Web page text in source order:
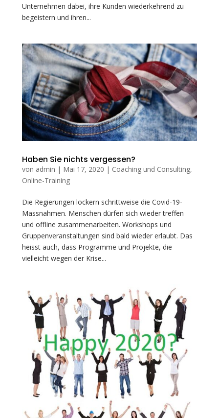
Unternehmen dabei, ihre Kunden wiederkehrend zu
begeistern und ihren...
Haben Sie nichts vergessen?
von admin | Mai 17, 2020 | Coaching und Consulting,
Online-Training
Die Regierungen lockern schrittweise die Covid-19-
Massnahmen. Menschen dürfen sich wieder treffen
und offline zusammenarbeiten. Workshops und
Gruppenveranstaltungen sind bald wieder erlaubt. Das
heisst auch, dass Programme und Projekte, die
vielleicht wegen der Krise...